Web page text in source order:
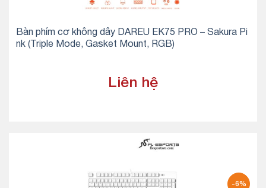
Bàn phím cơ không dây DAREU EK75 PRO – Sakura Pi
nk (Triple Mode, Gasket Mount, RGB)
Liên hệ
-6%